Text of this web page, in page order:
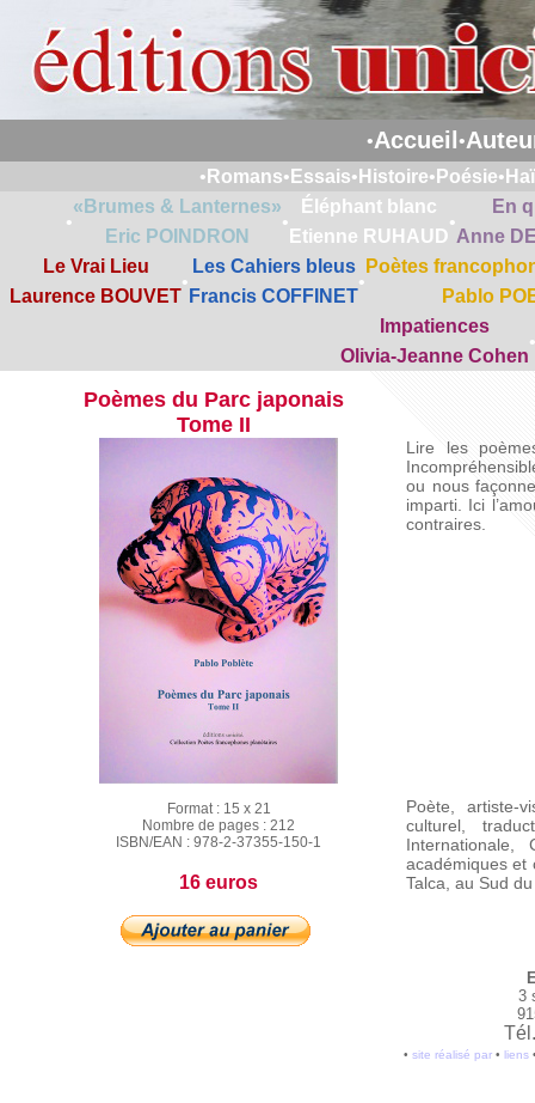
•Accueil •
• Romans• Essais• Histoire• Poésie•
•
«Brumes & Lanternes»
Eric POINDRON
•
Éléphant blanc
Etienne RUHAUD
•
En
Anne
Le Vrai Lieu
Laurence BOUVET
•
Les Cahiers bleus
Francis COFFINET
•
Poètes
Pablo
Impatiences
Olivia-Jeanne Cohen
•
Poèmes du Parc japonais
Tome II
Format : 15 x 21
Nombre de pages : 212
ISBN/EAN : 978-2-37355-150-1
16 euros
Lire les
ou nous
imparti. Ici
contraires.
Poète, artiste-
culturel,
Internationale,
académiques et
Talca, au Sud
3
• site réalisé par• liens